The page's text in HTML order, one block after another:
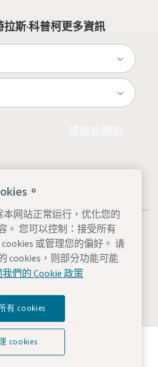
斯·科普柯更多資訊
協助工具網站地圖
团如何利用科技变革未来。
网站
。
本网站正常运行，优化您的
。 您可以控制：接受所有
或管理您的偏好。 请
cookies，则部分功能可能
們的 Cookie 政策
有 cookies
cookies